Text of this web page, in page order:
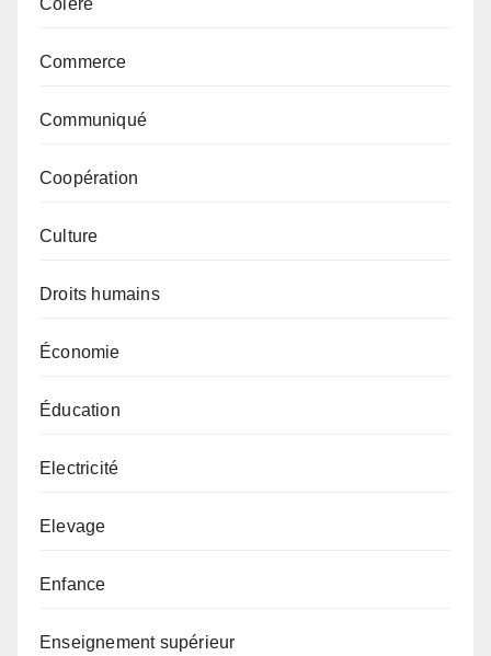
Commerce
Communiqué
Coopération
Culture
Droits humains
Économie
Éducation
Electricité
Elevage
Enfance
Enseignement supérieur